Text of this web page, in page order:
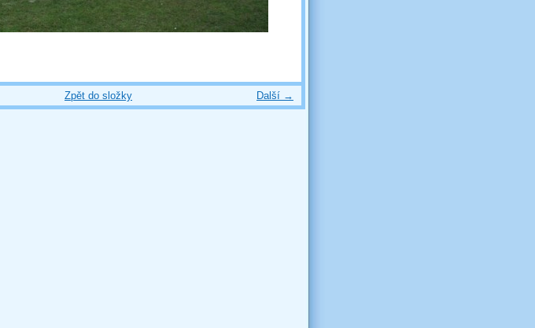
Další →
Zpět do složky